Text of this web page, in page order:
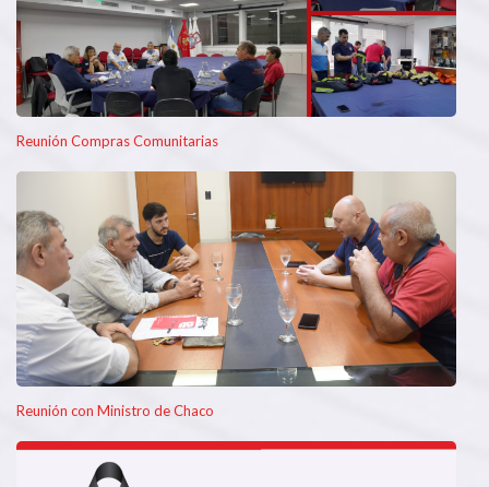
Reunión Compras Comunitarias
Reunión con Ministro de Chaco